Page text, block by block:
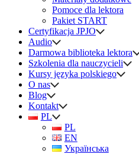
Pomoce dla lektora
Pakiet START
Certyfikacja JPJO
Audio
Darmowa biblioteka lektora
Szkolenia dla nauczycieli
Kursy języka polskiego
O nas
Blog
Kontakt
PL
PL
EN
Українська